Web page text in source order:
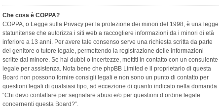
Che cosa è COPPA?
COPPA, o Legge sulla Privacy per la protezione dei minori del 1998, è una legge
statunitense che autorizza i siti web a raccogliere informazioni da i minori di età
inferiore a 13 anni. Per avere tale consenso serve una richiesta scritta da parte
del genitore o tutore legale, permettendo la registrazione delle informazioni
scritte dal minore. Se hai dubbi o incertezze, mettiti in contatto con un consulente
legale per assistenza. Nota bene che phpBB Limited e il proprietario di questa
Board non possono fornire consigli legali e non sono un punto di contatto per
questioni legali di qualsiasi tipo, ad eccezione di quanto indicato nella domanda
“Chi devo contattare per segnalare abusi e/o per questioni d’ordine legale
concernenti questa Board?”.